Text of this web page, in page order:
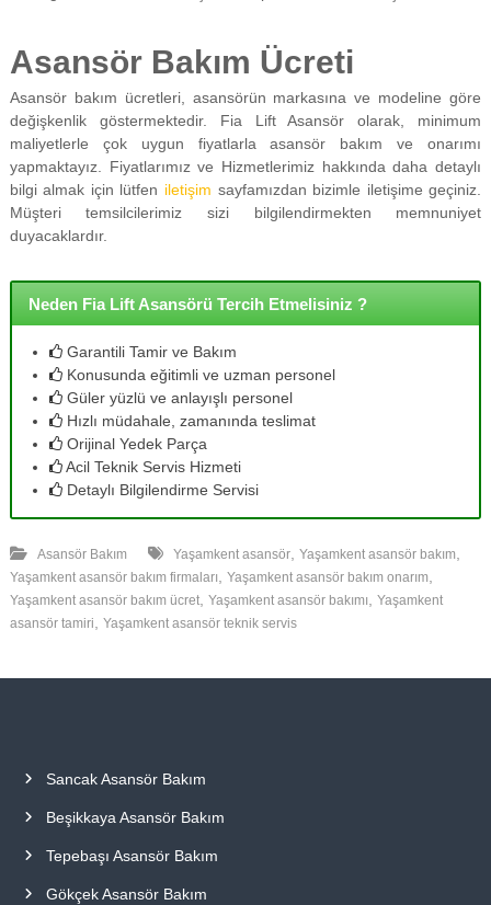
Asansör Bakım Ücreti
Asansör bakım ücretleri, asansörün markasına ve modeline göre
değişkenlik göstermektedir. Fia Lift Asansör olarak, minimum
maliyetlerle çok uygun fiyatlarla asansör bakım ve onarımı
yapmaktayız. Fiyatlarımız ve Hizmetlerimiz hakkında daha detaylı
bilgi almak için lütfen iletişim sayfamızdan bizimle iletişime geçiniz.
Müşteri temsilcilerimiz sizi bilgilendirmekten memnuniyet
duyacaklardır.
Neden Fia Lift Asansörü Tercih Etmelisiniz ?
Garantili Tamir ve Bakım
Konusunda eğitimli ve uzman personel
Güler yüzlü ve anlayışlı personel
Hızlı müdahale, zamanında teslimat
Orijinal Yedek Parça
Acil Teknik Servis Hizmeti
Detaylı Bilgilendirme Servisi
Asansör Bakım Yaşamkent asansör, Yaşamkent asansör bakım
Yaşamkent asansör bakım firmaları Yaşamkent asansör bakım onarım
Yaşamkent asansör bakım ücret, Yaşamkent asansör bakımı
Yaşamkent
asansör tamiri
Yaşamkent asansör teknik servis
Sancak Asansör Bakım
Beşikkaya Asansör Bakım
Tepebaşı Asansör Bakım
Gökçek Asansör Bakım